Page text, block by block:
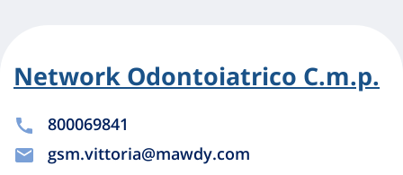
Network Odontoiatrico C.m.p.
800069841
gsm.vittoria@mawdy.com